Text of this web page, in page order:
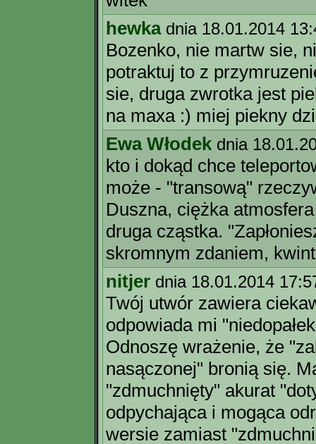
hewka dnia 18.01.2014
Bozenko, nie martw sie,
potraktuj to z
sie, druga zwrotka jest
na maxa :) miej piekny
Ewa Włodek dnia
kto i dokąd chce
może - "transową"
Duszna, ciężka
druga cząstka.
skromnym zdaniem,
nitjer dnia 18.01.2014
Twój utwór zawiera
odpowiada mi
Odnoszę wrażenie, że
nasączonej" bronią się.
"zdmuchnięty" akurat
odpychająca i mogąca
wersie zamiast